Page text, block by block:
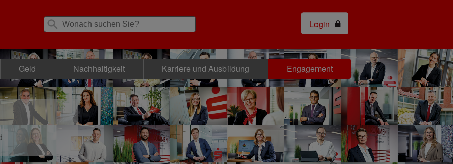
Login
Geld Nachhaltigkeit Karriere und Ausbildung Engagement